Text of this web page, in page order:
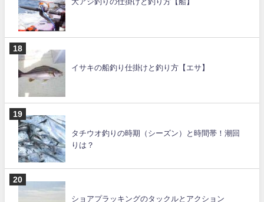
大アジ釣りの仕掛けと釣り方【船】
イサキの船釣り仕掛けと釣り方【エサ】
タチウオ釣りの時期（シーズン）と時間帯！潮回
りは？
ショアプラッキングのタックルとアクション